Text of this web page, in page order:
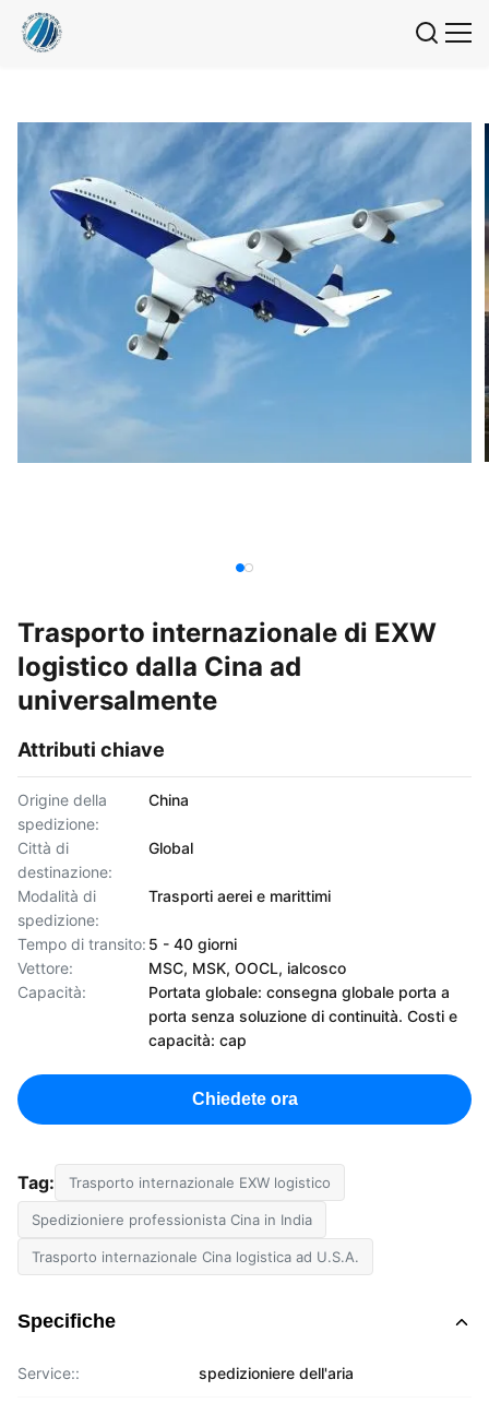
Trasporto internazionale di EXW
logistico dalla Cina ad
universalmente
Attributi chiave
Origine della
spedizione:
China
Città di
destinazione:
Global
Modalità di
spedizione:
Trasporti aerei e marittimi
Tempo di transito: 5 - 40 giorni
Vettore:
MSC, MSK, OOCL, ialcosco
Capacità:
Portata globale: consegna globale porta a
porta senza soluzione di continuità. Costi e
capacità: cap
Chiedete ora
Tag: Trasporto internazionale EXW logistico
Spedizioniere professionista Cina in India
Trasporto internazionale Cina logistica ad U.S.A.
Specifiche
Service:: spedizioniere dell'aria